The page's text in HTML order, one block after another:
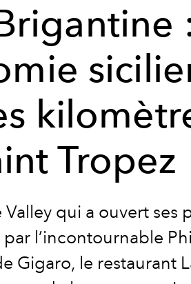
Tropez
Valley qui a ouvert ses
l’incontournable
Gigaro, le restaurant